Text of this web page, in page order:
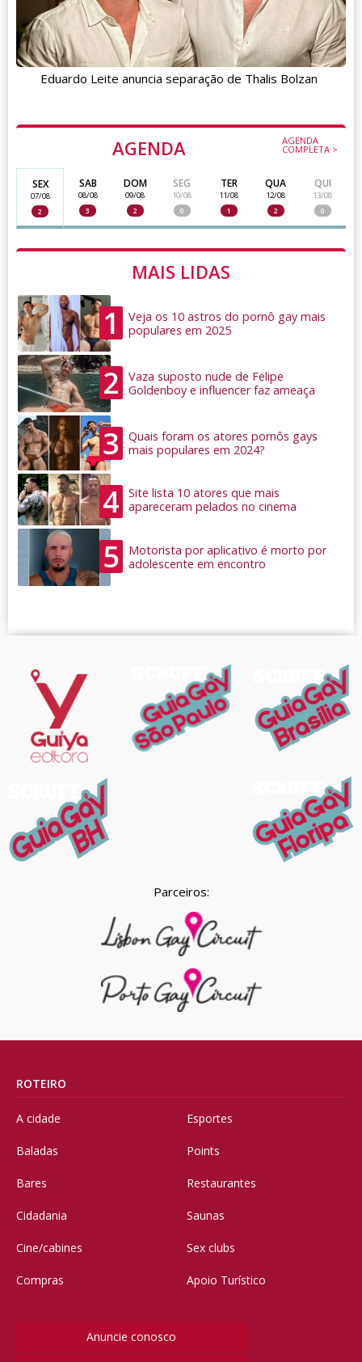
AGENDA AGENDA
COMPLETA >
SEX
07/08
2
SAB
08/08
3
DOM
09/08
2
SEG
10/08
0
TER
11/08
1
QUA
12/08
2
QUI
13/08
0
MAIS LIDAS
1
Veja os 10 astros do pornô gay mais
populares em 2025
2
Vaza suposto nude de Felipe
Goldenboy e influencer faz ameaça
3
Quais foram os atores pornôs gays
mais populares em 2024?
4
Site lista 10 atores que mais
apareceram pelados no cinema
5
Motorista por aplicativo é morto por
adolescente em encontro
Eduardo Leite anuncia separação de Thalis Bolzan
Parceiros:
ROTEIRO
A cidade
Baladas
Bares
Cidadania
Cine/cabines
Compras
Esportes
Points
Restaurantes
Saunas
Sex clubs
Apoio Turístico
Anuncie conosco